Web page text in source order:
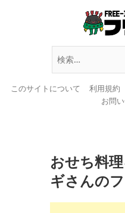
このサイトについて 利用規約
お問
おせち料
ギさんの